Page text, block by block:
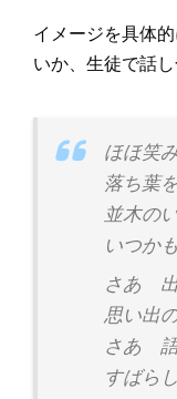
イメージを具体
いか、生徒で話
ほほ笑
落ち葉
並木の
いつか
さあ
思い出
さあ
すばら